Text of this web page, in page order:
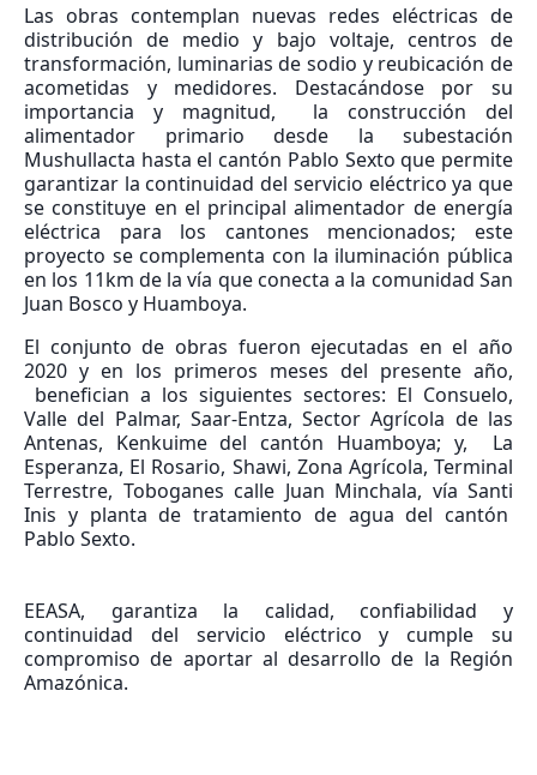
Las obras contemplan nuevas redes eléctricas de
distribución de medio y bajo voltaje, centros de
transformación, luminarias de sodio y reubicación de
acometidas y medidores. Destacándose por su
importancia y magnitud, la construcción del
alimentador primario desde la subestación
Mushullacta hasta el cantón Pablo Sexto que permite
garantizar la continuidad del servicio eléctrico ya que
se constituye en el principal alimentador de energía
eléctrica para los cantones mencionados; este
proyecto se complementa con la iluminación pública
en los 11km de la vía que conecta a la comunidad San
Juan Bosco y Huamboya.
El conjunto de obras fueron ejecutadas en el año
2020 y en los primeros meses del presente año,
benefician a los siguientes sectores: El Consuelo,
Valle del Palmar, Saar-Entza, Sector Agrícola de las
Antenas, Kenkuime del cantón Huamboya; y, La
Esperanza, El Rosario, Shawi, Zona Agrícola, Terminal
Terrestre, Toboganes calle Juan Minchala, vía Santi
Inis y planta de tratamiento de agua del cantón
Pablo Sexto.
EEASA, garantiza la calidad, confiabilidad y
continuidad del servicio eléctrico y cumple su
compromiso de aportar al desarrollo de la Región
Amazónica.